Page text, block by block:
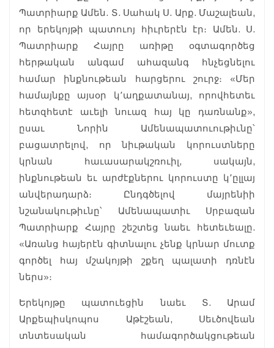
Պատրիարք Ամեն. Տ. Սահակ Ս. Արք. Մաշալեան,
որ երեկոյթի պատուոյ հիւրերէն էր։ Ամեն. Ս.
Պատրիարք Հայրը առիթը օգտագործեց
հերթական անգամ ահազանգ հնչեցնելու
համար ինքնութեան հարցերու շուրջ։ «Մեր
համայնքը այսօր կ՚աղքատանայ, որովհետեւ
հետզհետէ աւելի նուազ հայ կը դառնանք»,
ըսաւ Նորին Ամենապատուութիւնը՝
բացատրելով, որ նիւթական կորուստները
կրնան հաւասարակշռուիլ, սակայն,
ինքնութեան եւ արժէքներու կորուստը կ՚ըլլայ
անվերադարձ։ Ընդգծելով մայրենիի
նշանակութիւնը՝ Ամենապատիւ Սրբազան
Պատրիարք Հայրը շեշտեց նաեւ հետեւեալը.
«Առանց հայերէն գիտնալու չենք կրնար մուտք
գործել հայ մշակոյթի շքեղ պալատի դռնէն
ներս»։
Երեկոյթը պատուեցին նաեւ Տ. Արամ
Արքեպիսկոպոս Աթէշեան, Սեւծովեան
տնտեսական համագործակցութեան